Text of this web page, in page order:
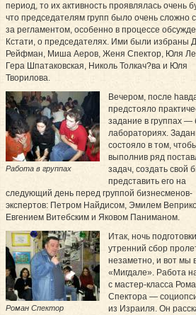
период, то их активность проявлялась очень
что председателям групп было очень сложно
за регламентом, особенно в процессе
Кстати, о председателях. Ими были избраны
Рейфман, Миша Аеров, Женя Спектор, Юля
Гера Шпатаковская, Николь Толкач?ва и Юля
Творилова.
Работа в группах
Вечером, после
предстояло
задание в группах —
лабораториях.
состояло в том,
выполнив ряд
задач, создать свой
представить его на
следующий день перед группой бизнесменов-
экспертов: Петром Найдисом, Эмилем
Евгением Витебским и Яковом Паниманом.
Роман Спектор
Итак, ночь
утренний сбор
незаметно, и вот мы
«Мигдале». Работа
с мастер-класса
Спектора —
из Израиля. Он